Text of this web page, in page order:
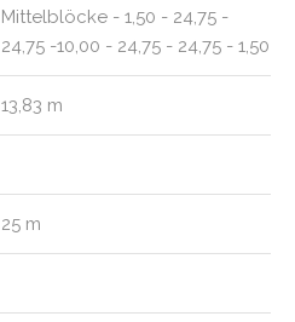
Mittelblöcke - 1,50 - 24,75 -
24,75 -10,00 - 24,75 - 24,75 - 1,50
13,83 m
25 m